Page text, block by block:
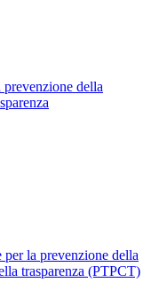
della
per la prevenzione della
trasparenza (PTPCT)